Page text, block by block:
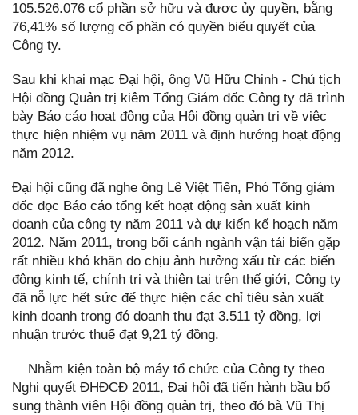
105.526.076 cổ phần sở hữu và được ủy quyền, bằng
76,41% số lượng cổ phần có quyền biểu quyết của
Công ty.
Sau khi khai mạc Đại hội, ông Vũ Hữu Chinh - Chủ tịch
Hội đồng Quản trị kiêm Tổng Giám đốc Công ty đã trình
bày Báo cáo hoạt động của Hội đồng quản trị về việc
thực hiện nhiệm vụ năm 2011 và định hướng hoạt động
năm 2012.
Đại hội cũng đã nghe ông Lê Việt Tiến, Phó Tổng giám
đốc đọc Báo cáo tổng kết hoạt động sản xuất kinh
doanh của công ty năm 2011 và dự kiến kế hoạch năm
2012. Năm 2011, trong bối cảnh ngành vận tải biển gặp
rất nhiều khó khăn do chịu ảnh hưởng xấu từ các biến
động kinh tế, chính trị và thiên tai trên thế giới, Công ty
đã nỗ lực hết sức để thực hiện các chỉ tiêu sản xuất
kinh doanh trong đó doanh thu đạt 3.511 tỷ đồng, lợi
nhuận trước thuế đạt 9,21 tỷ đồng.
Nhằm kiện toàn bộ máy tổ chức của Công ty theo
Nghị quyết ĐHĐCĐ 2011, Đại hội đã tiến hành bầu bổ
sung thành viên Hội đồng quản trị, theo đó bà Vũ Thị